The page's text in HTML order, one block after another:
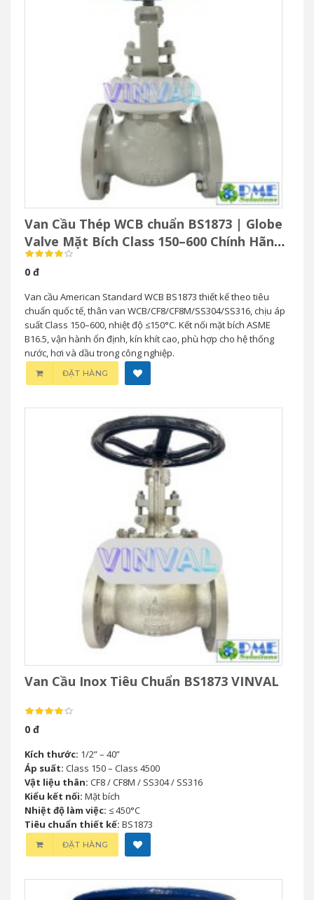
Van Cầu Thép WCB chuẩn BS1873 | Globe
Valve Mặt Bích Class 150–600 Chính Hãng
VINVAL
0 đ
Van cầu American Standard WCB BS1873 thiết kế theo tiêu
chuẩn quốc tế, thân van WCB/CF8/CF8M/SS304/SS316, chịu áp
suất Class 150–600, nhiệt độ ≤150°C. Kết nối mặt bích ASME
B16.5, vận hành ổn định, kín khít cao, phù hợp cho hệ thống
nước, hơi và dầu trong công nghiệp.
ĐẶT HÀNG
Van Cầu Inox Tiêu Chuẩn BS1873 VINVAL
0 đ
Kích thước: 1/2” – 40”
Áp suất: Class 150 – Class 4500
Vật liệu thân: CF8 / CF8M / SS304 / SS316
Kiểu kết nối: Mặt bích
Nhiệt độ làm việc: ≤ 450°C
Tiêu chuẩn thiết kế: BS1873
ĐẶT HÀNG